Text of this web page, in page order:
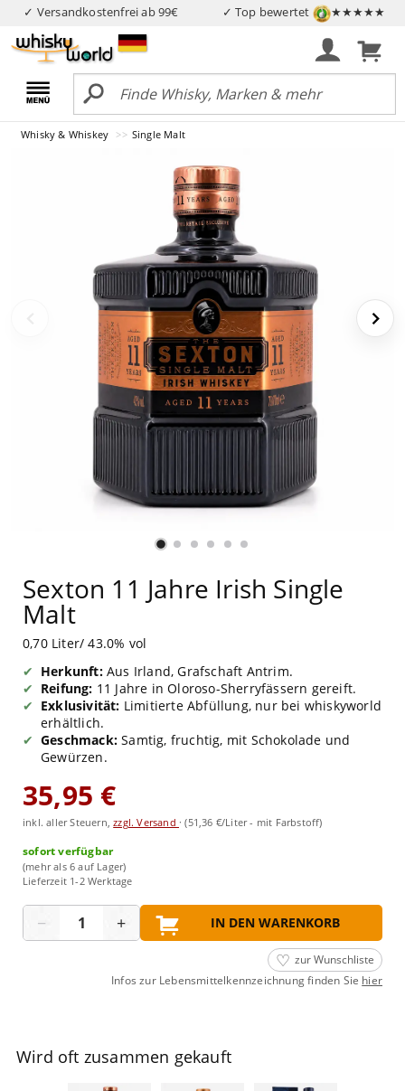
✓ Versandkostenfrei ab 99€ ✓ Top bewertet ★★★★★
Whisky & Whiskey Single Malt
Sexton 11 Jahre Irish Single
Malt
0,70 Liter/ 43.0% vol
Herkunft:Aus Irland, Grafschaft Antrim.
Reifung: 11 Jahre in Oloroso-Sherryfässern gereift.
Exklusivität: Limitierte Abfüllung, nur bei whiskyworld
erhältlich.
Geschmack: Samtig, fruchtig, mit Schokolade und
Gewürzen.
35,95 €
inkl. aller Steuern,zzgl. Versand ·(51,36 €/Liter - mit Farbstoff)
sofort verfügbar
(mehr als 6 auf Lager)
Lieferzeit 1-2 Werktage
− + IN DEN WARENKORB
zur Wunschliste
Infos zur Lebensmittelkennzeichnung finden Sie hier
Wird oft zusammen gekauft